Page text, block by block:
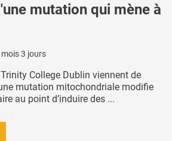
mutation qui mène à
mois 3 jours
College Dublin viennent de
mutation mitochondriale modifie
au point d’induire des ...